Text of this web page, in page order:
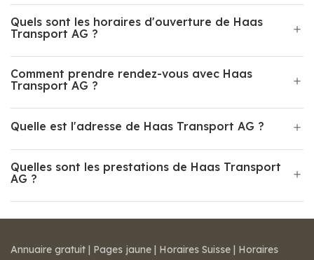
Quels sont les horaires d'ouverture de Haas
Transport AG ?
Comment prendre rendez-vous avec Haas
Transport AG ?
Quelle est l'adresse de Haas Transport AG ?
Quelles sont les prestations de Haas Transport
AG ?
Annuaire gratuit | Pages jaune | Horaires Suisse | Horaires